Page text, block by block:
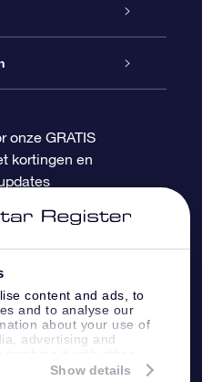
content and ads, to
and to analyse our
about your use of
advertising and
to them or that
Show details
onze GRATIS
kortingen en